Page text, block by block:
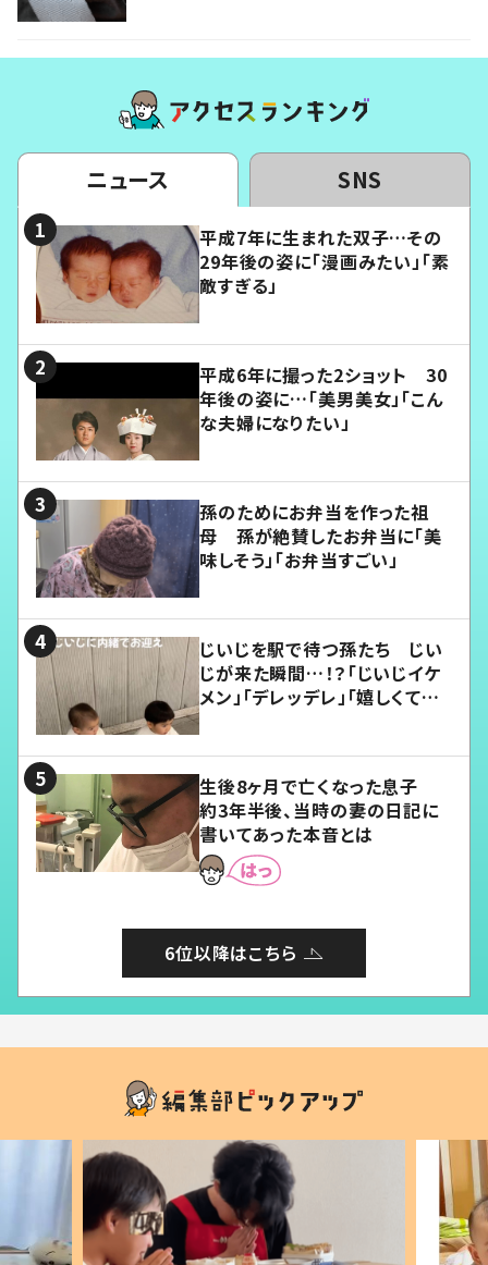
ニュース SNS
平成7年に生まれた双子…その
29年後の姿に「漫画みたい」「素
敵すぎる」
平成6年に撮った2ショット 30
年後の姿に…「美男美女」「こん
な夫婦になりたい」
孫のためにお弁当を作った祖
母 孫が絶賛したお弁当に「美
味しそう」「お弁当すごい」
じいじを駅で待つ孫たち じい
じが来た瞬間…！？「じいじイケ
メン」「デレッデレ」「嬉しくて可
生後8ヶ月で亡くなった息子
約3年半後、当時の妻の日記に
書いてあった本音とは
6位以降はこちら